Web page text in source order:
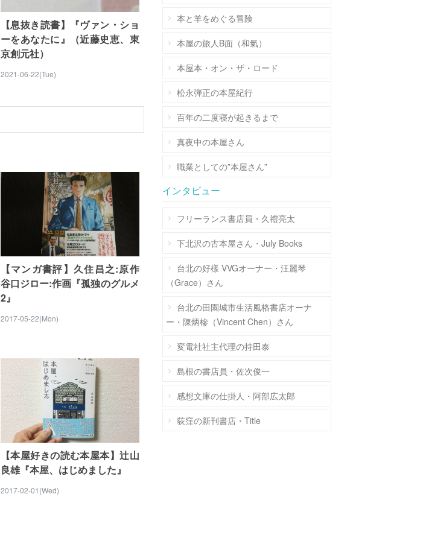
【息抜き読書】『ヴァン・ショ
ーをあなたに』（近藤史恵、東
京創元社）
2021-06-22(Tue)
【マンガ書評】久住昌之:原作
谷口ジロー:作画『孤独のグルメ
2』
2017-05-22(Mon)
【本屋好きの読む本屋本】辻山
良雄『本屋、はじめました』
2017-02-01(Wed)
本と羊をめぐる冒険
本屋の旅人B面（和氣）
本屋本・オン・ザ・ロード
松永弾正の本屋紀行
百年の二度寝が起きるまで
真夜中の本屋さん
職業としての”本屋さん”
インタビュー
フリーランス書店員・久禮亮太
下北沢の古本屋さん・July Books
台北の好樣 VVGオーナー・汪麗琴
（Grace）さん
台北の田園城市生活風格書店オーナ
ー・陳炳槮（Vincent Chen）さん
変電社社主代理の持田泰
島根の書店員・佐次俊一
感想文庫の仕掛人・阿部広太郎
荻窪の新刊書店・Title